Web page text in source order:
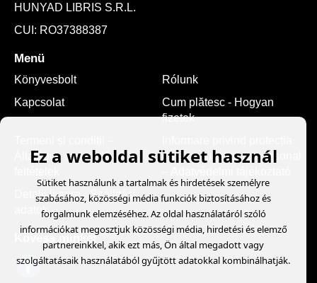
HUNYAD LIBRIS S.R.L.
CUI: RO37388387
Menü
Könyvesbolt
Rólunk
Kapcsolat
Cum plătesc - Hogyan
fizetek
Általános szerződési
datelor cu caracter personal
Detalii livrare - Szállítási
adatok
Kövess minket
Ez a weboldal sütiket használ
Sütiket használunk a tartalmak és hirdetések személyre
szabásához, közösségi média funkciók biztosításához és
forgalmunk elemzéséhez. Az oldal használatáról szóló
információkat megosztjuk közösségi média, hirdetési és elemző
partnereinkkel, akik ezt más, Ön által megadott vagy
szolgáltatásaik használatából gyűjtött adatokkal kombinálhatják.